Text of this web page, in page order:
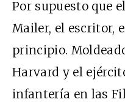
Por supuesto que
Mailer, el escritor,
principio.
Harvard y el
infantería en las